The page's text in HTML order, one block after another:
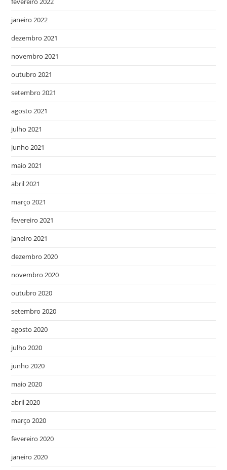
janeiro 2022
dezembro 2021
novembro 2021
outubro 2021
setembro 2021
agosto 2021
julho 2021
junho 2021
maio 2021
abril 2021
março 2021
fevereiro 2021
janeiro 2021
dezembro 2020
novembro 2020
outubro 2020
setembro 2020
agosto 2020
julho 2020
junho 2020
maio 2020
abril 2020
março 2020
fevereiro 2020
janeiro 2020